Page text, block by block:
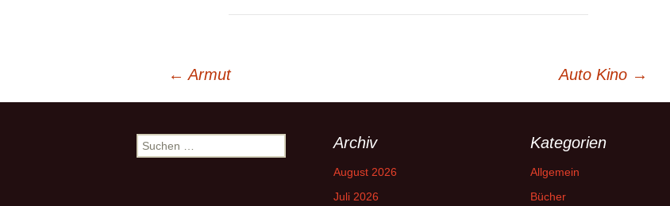
Navigation
← Armut Auto Kino →
Suchen
nach:
Archiv
August 2026
Juli 2026
Kategorien
Allgemein
Bücher